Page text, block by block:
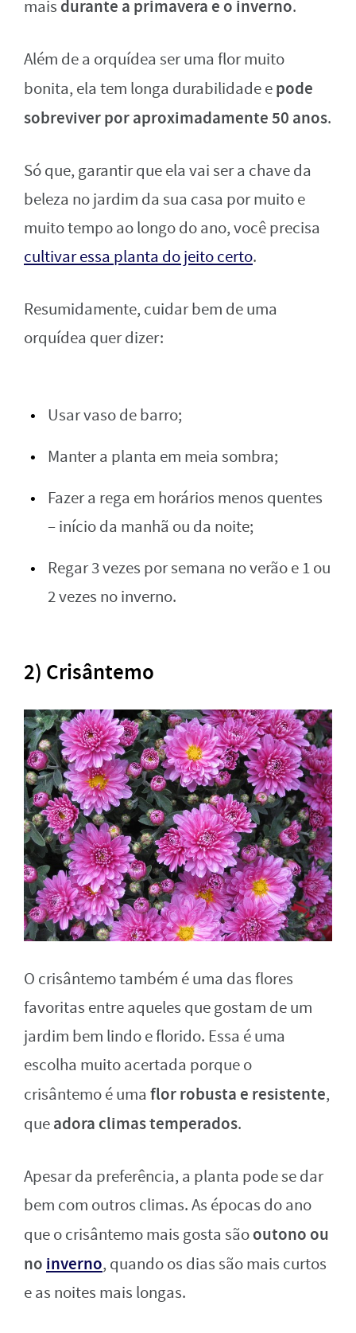
mais durante a primavera e o inverno.
Além de a orquídea ser uma flor muito
bonita, ela tem longa durabilidade epode
sobreviver por aproximadamente 50 anos.
Só que, garantir que ela vai ser a chave da
beleza no jardim da sua casa por muito e
muito tempo ao longo do ano, você precisa
cultivar essa planta do jeito certo.
Resumidamente, cuidar bem de uma
orquídea quer dizer:
Usar vaso de barro;
Manter a planta em meia sombra;
Fazer a rega em horários menos quentes
– início da manhã ou da noite;
Regar 3 vezes por semana no verão e 1 ou
2 vezes no inverno.
2) Crisântemo
O crisântemo também é uma das flores
favoritas entre aqueles que gostam de um
jardim bem lindo e florido. Essa é uma
escolha muito acertada porque o
crisântemo é uma flor robusta e resistente,
queadora climas temperados.
Apesar da preferência, a planta pode se dar
bem com outros climas. As épocas do ano
que o crisântemo mais gosta sãooutono ou
no inverno, quando os dias são mais curtos
e as noites mais longas.